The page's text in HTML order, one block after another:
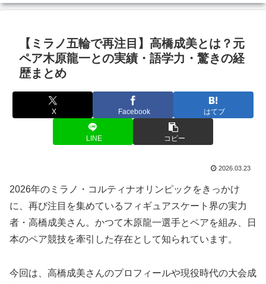
【ミラノ五輪で再注目】高橋成美とは？元
ペア木原龍一との実績・語学力・驚きの経
歴まとめ
X Facebook はてブ
LINE コピー
2026.03.23
2026年のミラノ・コルティナオリンピックをきっかけ
に、再び注目を集めているフィギュアスケート界の実力
者・高橋成美さん。かつて木原龍一選手とペアを組み、日
本のペア競技を牽引した存在として知られています。
今回は、高橋成美さんのプロフィールや現役時代の大会成